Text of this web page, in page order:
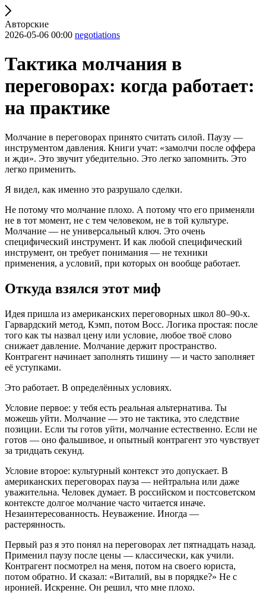
Авторские
2026-05-06 00:00 negotiations
Тактика молчания в
переговорах: когда работает:
на практике
Молчание в переговорах принято считать силой. Паузу —
инструментом давления. Книги учат: «замолчи после оффера
и жди». Это звучит убедительно. Это легко запомнить. Это
легко применить.
Я видел, как именно это разрушало сделки.
Не потому что молчание плохо. А потому что его применяли
не в тот момент, не с тем человеком, не в той культуре.
Молчание — не универсальный ключ. Это очень
специфический инструмент. И как любой специфический
инструмент, он требует понимания — не техники
применения, а условий, при которых он вообще работает.
Откуда взялся этот миф
Идея пришла из американских переговорных школ 80–90-х.
Гарвардский метод, Кэмп, потом Восс. Логика простая: после
того как ты назвал цену или условие, любое твоё слово
снижает давление. Молчание держит пространство.
Контрагент начинает заполнять тишину — и часто заполняет
её уступками.
Это работает. В определённых условиях.
Условие первое: у тебя есть реальная альтернатива. Ты
можешь уйти. Молчание — это не тактика, это следствие
позиции. Если ты готов уйти, молчание естественно. Если не
готов — оно фальшивое, и опытный контрагент это чувствует
за тридцать секунд.
Условие второе: культурный контекст это допускает. В
американских переговорах пауза — нейтральна или даже
уважительна. Человек думает. В российском и постсоветском
контексте долгое молчание часто читается иначе.
Незаинтересованность. Неуважение. Иногда —
растерянность.
Первый раз я это понял на переговорах лет пятнадцать назад.
Применил паузу после цены — классически, как учили.
Контрагент посмотрел на меня, потом на своего юриста,
потом обратно. И сказал: «Виталий, вы в порядке?» Не с
иронией. Искренне. Он решил, что мне плохо.